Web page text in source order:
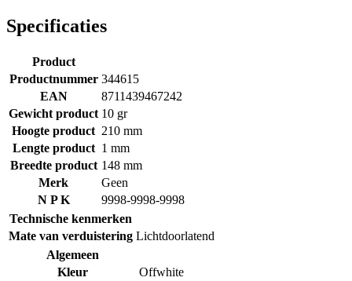
Specificaties
Product
Productnummer 344615
EAN
8711439467242
Gewicht product 10 gr
Hoogte product 210 mm
Lengte product 1 mm
Breedte product 148 mm
Merk
Geen
N P K
9998-9998-9998
Technische kenmerken
Mate van verduistering Lichtdoorlatend
Algemeen
Kleur
Offwhite